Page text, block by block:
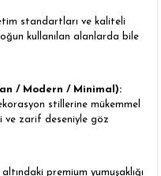
standartları ve kaliteli
kullanılan alanlarda bile
/ Modern / Minimal):
stillerine mükemmel
ve zarif deseniyle göz
premium yumuşaklığı